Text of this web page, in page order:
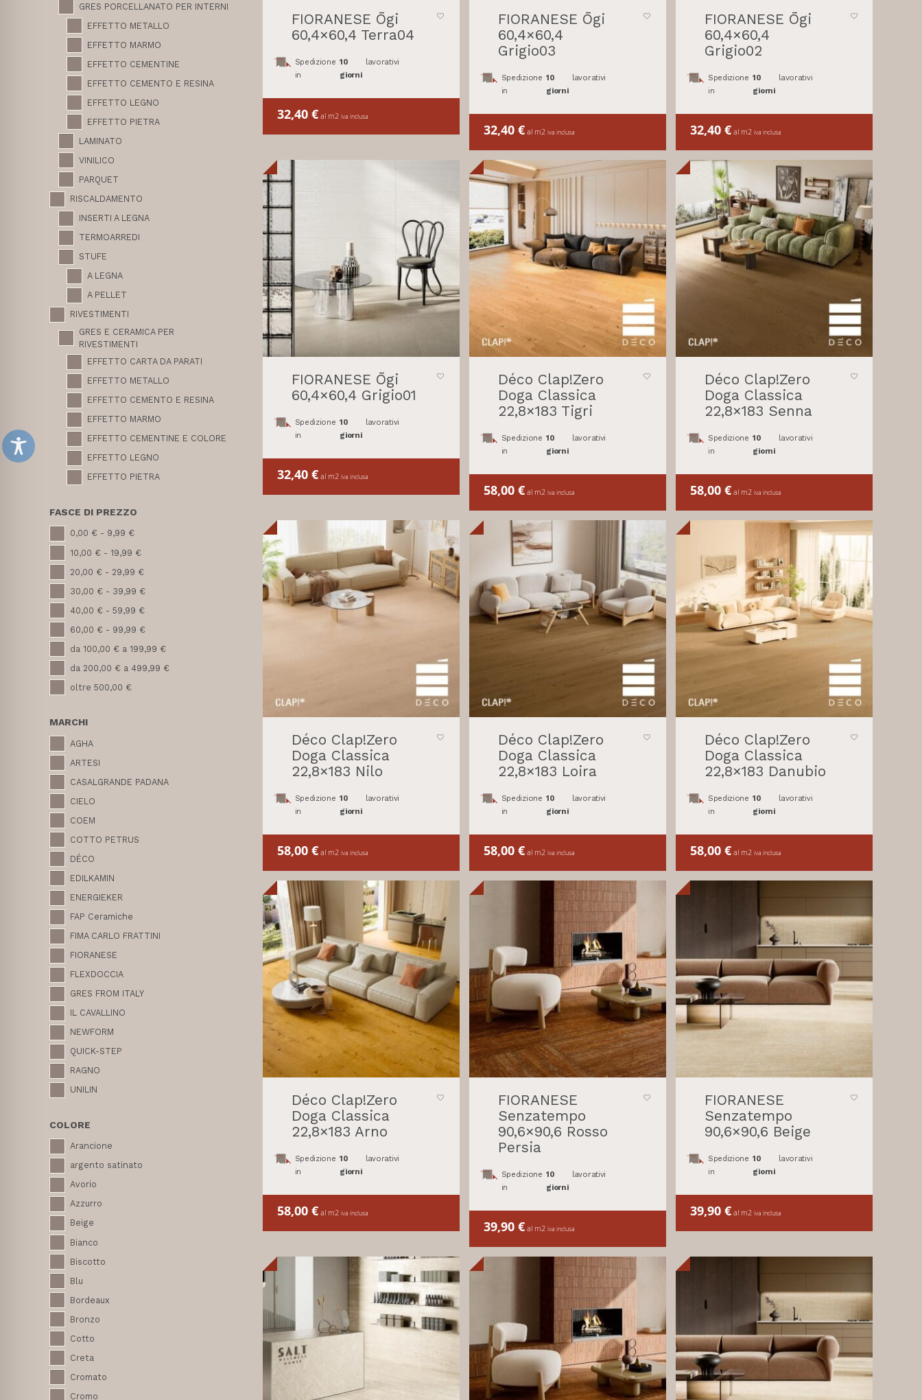
GRES PORCELLANATO PER INTERNI
EFFETTO METALLO
EFFETTO MARMO
EFFETTO CEMENTINE
EFFETTO CEMENTO E RESINA
EFFETTO LEGNO
EFFETTO PIETRA
LAMINATO
VINILICO
PARQUET
RISCALDAMENTO
INSERTI A LEGNA
TERMOARREDI
STUFE
A LEGNA
A PELLET
RIVESTIMENTI
GRES E CERAMICA PER
RIVESTIMENTI
EFFETTO CARTA DA PARATI
EFFETTO METALLO
EFFETTO CEMENTO E RESINA
EFFETTO MARMO
EFFETTO CEMENTINE E COLORE
EFFETTO LEGNO
EFFETTO PIETRA
FASCE DI PREZZO
0,00 € - 9,99 €
10,00 € - 19,99 €
20,00 € - 29,99 €
30,00 € - 39,99 €
40,00 € - 59,99 €
60,00 € - 99,99 €
da 100,00 € a 199,99 €
da 200,00 € a 499,99 €
oltre 500,00 €
MARCHI
AGHA
ARTESI
CASALGRANDE PADANA
CIELO
COEM
COTTO PETRUS
DÉCO
EDILKAMIN
ENERGIEKER
FAP Ceramiche
FIMA CARLO FRATTINI
FIORANESE
FLEXDOCCIA
GRES FROM ITALY
IL CAVALLINO
NEWFORM
QUICK-STEP
RAGNO
UNILIN
COLORE
Arancione
argento satinato
Avorio
Azzurro
Beige
Bianco
Biscotto
Blu
Bordeaux
Bronzo
Cotto
Creta
Cromato
Cromo
FIORANESE Ōgi
60,4×60,4 Terra04
Spedizione
in
10
giorni
lavorativi
32,40 €al m2 iva inclusa
FIORANESE Ōgi
60,4×60,4
Grigio03
Spedizione
in
10
giorni
lavorativi
32,40 €al m2 iva inclusa
FIORANESE Ōgi
60,4×60,4
Grigio02
Spedizione
in
10
giorni
lavorativi
32,40 €al m2 iva inclusa
FIORANESE Ōgi
60,4×60,4 Grigio01
Spedizione
in
10
giorni
lavorativi
32,40 €al m2 iva inclusa
Déco Clap!Zero
Doga Classica
22,8×183 Tigri
Spedizione
in
10
giorni
lavorativi
58,00 €al m2 iva inclusa
Déco Clap!Zero
Doga Classica
22,8×183 Senna
Spedizione
in
10
giorni
lavorativi
58,00 €al m2 iva inclusa
Déco Clap!Zero
Doga Classica
22,8×183 Nilo
Spedizione
in
10
giorni
lavorativi
58,00 €al m2 iva inclusa
Déco Clap!Zero
Doga Classica
22,8×183 Loira
Spedizione
in
10
giorni
lavorativi
58,00 €al m2 iva inclusa
Déco Clap!Zero
Doga Classica
22,8×183 Danubio
Spedizione
in
10
giorni
lavorativi
58,00 €al m2 iva inclusa
Déco Clap!Zero
Doga Classica
22,8×183 Arno
Spedizione
in
10
giorni
lavorativi
58,00 €al m2 iva inclusa
FIORANESE
Senzatempo
90,6×90,6 Rosso
Persia
Spedizione
in
10
giorni
lavorativi
39,90 €al m2 iva inclusa
FIORANESE
Senzatempo
90,6×90,6 Beige
Spedizione
in
10
giorni
lavorativi
39,90 €al m2 iva inclusa